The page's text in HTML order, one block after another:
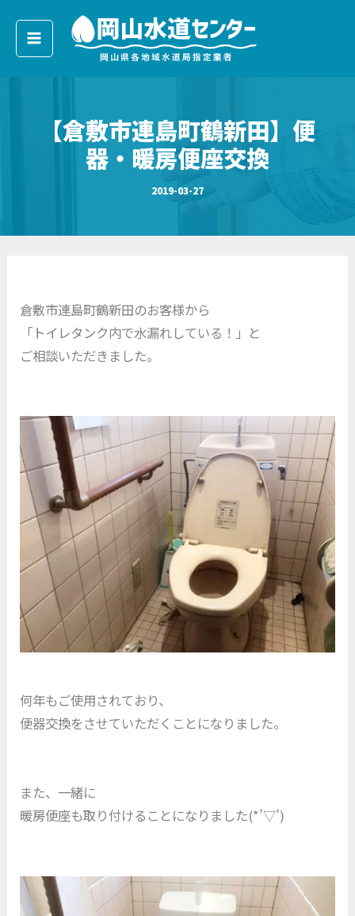
【倉敷市連島町鶴新田】便
器・暖房便座交換
2019-03-27
倉敷市連島町鶴新田のお客様から
「トイレタンク内で水漏れしている！」と
ご相談いただきました。
何年もご使用されており、
便器交換をさせていただくことになりました。
また、一緒に
暖房便座も取り付けることになりました(*’▽’)
ー
カ
イ